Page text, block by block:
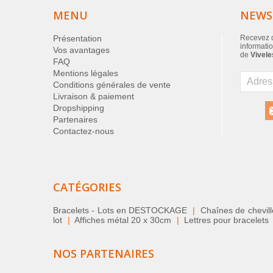
MENU
Présentation
Vos avantages
FAQ
Mentions légales
Conditions générales de vente
Livraison & paiement
Dropshipping
Partenaires
Contactez-nous
Recevez
de
CATÉGORIES
Bracelets - Lots en DESTOCKAGE |
Chaînes de
lot
| Affiches métal 20 x 30cm | Lettres pour bracelets
NOS PARTENAIRES